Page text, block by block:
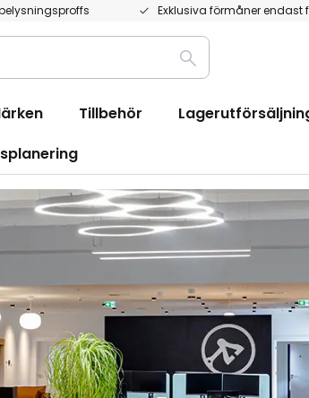
Exklusiva förmåner endast
Sök
Tillbehör